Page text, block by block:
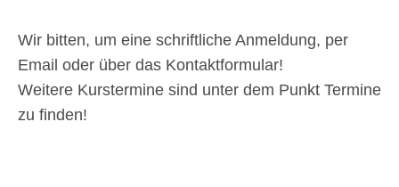
Wir bitten, um eine schriftliche Anmeldung, per
Email oder über das Kontaktformular!
Weitere Kurstermine sind unter dem Punkt Termine
zu finden!